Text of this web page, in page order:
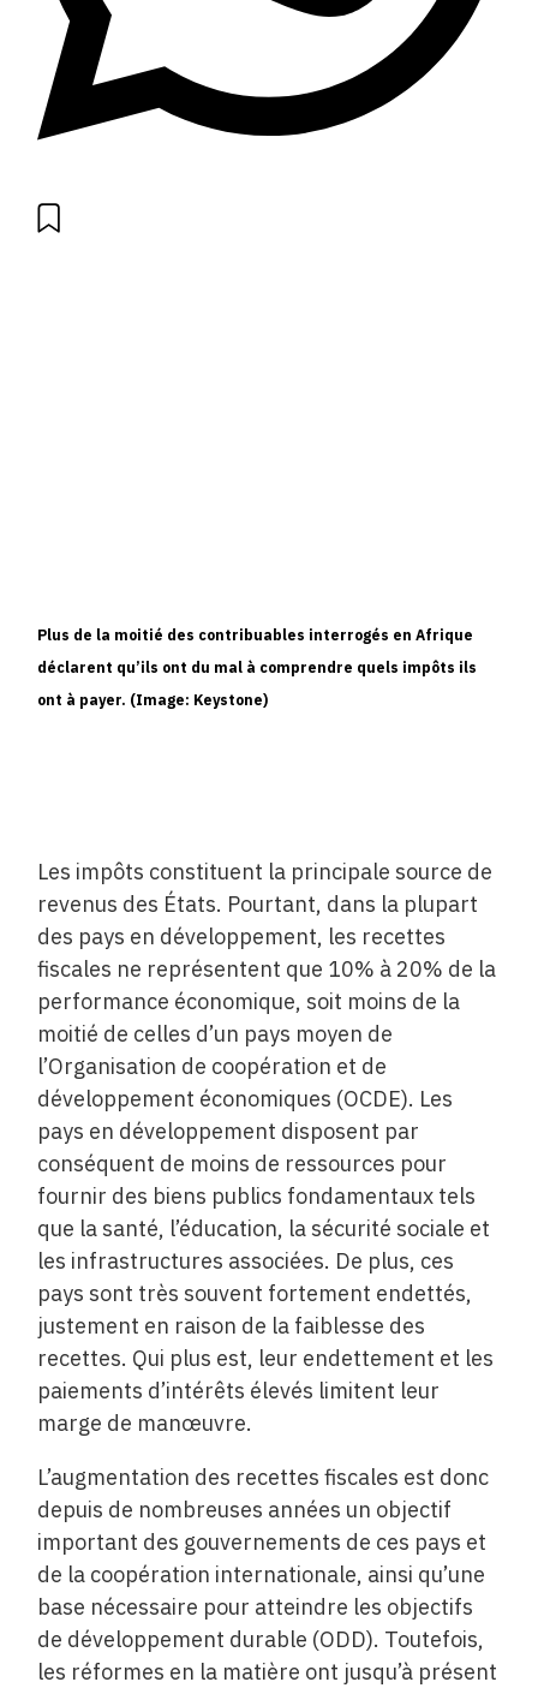
Plus de la moitié des contribuables interrogés en Afrique
déclarent qu’ils ont du mal à comprendre quels impôts ils
ont à payer. (Image: Keystone)
Les impôts constituent la principale source de
revenus des États. Pourtant, dans la plupart
des pays en développement, les recettes
fiscales ne représentent que 10% à 20% de la
performance économique, soit moins de la
moitié de celles d’un pays moyen de
l’Organisation de coopération et de
développement économiques (OCDE). Les
pays en développement disposent par
conséquent de moins de ressources pour
fournir des biens publics fondamentaux tels
que la santé, l’éducation, la sécurité sociale et
les infrastructures associées. De plus, ces
pays sont très souvent fortement endettés,
justement en raison de la faiblesse des
recettes. Qui plus est, leur endettement et les
paiements d’intérêts élevés limitent leur
marge de manœuvre.
L’augmentation des recettes fiscales est donc
depuis de nombreuses années un objectif
important des gouvernements de ces pays et
de la coopération internationale, ainsi qu’une
base nécessaire pour atteindre les objectifs
de développement durable (ODD). Toutefois,
les réformes en la matière ont jusqu’à présent